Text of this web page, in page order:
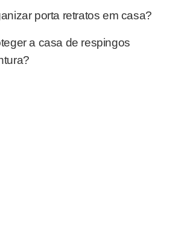
porta retratos em casa?
a casa de respingos